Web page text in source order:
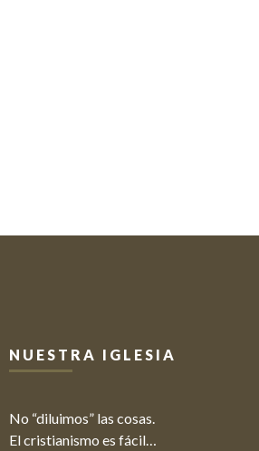
NUESTRA IGLESIA
No “diluimos” las cosas.
El cristianismo es fácil…